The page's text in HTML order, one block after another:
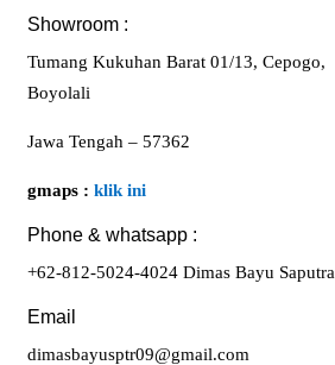
Showroom :
Tumang Kukuhan Barat 01/13, Cepogo,
Boyolali
Jawa Tengah – 57362
gmaps : klik ini
Phone & whatsapp :
+62-812-5024-4024 Dimas Bayu Saputra
Email
dimasbayusptr09@gmail.com